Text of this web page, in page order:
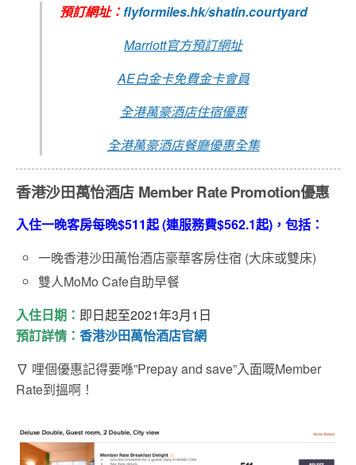
預訂網址：flyformiles.hk/shatin.courtyard
Marriott官方預訂網址
AE白金卡免費金卡會員
全港萬豪酒店住宿優惠
全港萬豪酒店餐廳優惠全集
香港沙田萬怡酒店 Member Rate Promotion優惠
入住一晚客房每晚$511起 (連服務費$562.1起)，包括：
一晚香港沙田萬怡酒店豪華客房住宿 (大床或雙床)
雙人MoMo Cafe自助早餐
入住日期： 即日起至2021年3月1日
預訂詳情： 香港沙田萬怡酒店官網
∇ 哩個優惠記得要喺”Prepay and save”入面嘅Member
Rate到搵啊！